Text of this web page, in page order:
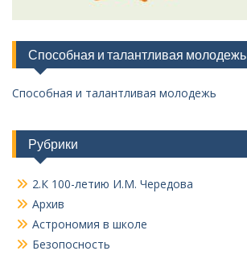
Способная и талантливая молодежь
Способная и талантливая молодежь
Рубрики
2.К 100-летию И.М. Чередова
Архив
Астрономия в школе
Безопосность